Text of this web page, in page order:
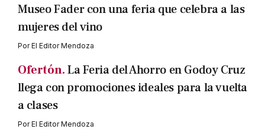
Museo Fader con una feria que celebra a las
mujeres del vino
PorEl Editor Mendoza
Ofertón.La Feria del Ahorro en Godoy Cruz
llega con promociones ideales para la vuelta
a clases
PorEl Editor Mendoza